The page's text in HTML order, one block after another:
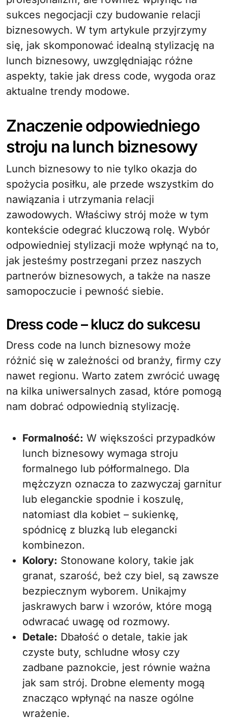
sukces negocjacji czy budowanie relacji
biznesowych. W tym artykule przyjrzymy
się, jak skomponować idealną stylizację na
lunch biznesowy, uwzględniając różne
aspekty, takie jak dress code, wygoda oraz
aktualne trendy modowe.
Znaczenie odpowiedniego
stroju na lunch biznesowy
Lunch biznesowy to nie tylko okazja do
spożycia posiłku, ale przede wszystkim do
nawiązania i utrzymania relacji
zawodowych. Właściwy strój może w tym
kontekście odegrać kluczową rolę. Wybór
odpowiedniej stylizacji może wpłynąć na to,
jak jesteśmy postrzegani przez naszych
partnerów biznesowych, a także na nasze
samopoczucie i pewność siebie.
Dress code – klucz do sukcesu
Dress code na lunch biznesowy może
różnić się w zależności od branży, firmy czy
nawet regionu. Warto zatem zwrócić uwagę
na kilka uniwersalnych zasad, które pomogą
nam dobrać odpowiednią stylizację.
Formalność: W większości przypadków
lunch biznesowy wymaga stroju
formalnego lub półformalnego. Dla
mężczyzn oznacza to zazwyczaj garnitur
lub eleganckie spodnie i koszulę,
natomiast dla kobiet – sukienkę,
spódnicę z bluzką lub elegancki
kombinezon.
Kolory: Stonowane kolory, takie jak
granat, szarość, beż czy biel, są zawsze
bezpiecznym wyborem. Unikajmy
jaskrawych barw i wzorów, które mogą
odwracać uwagę od rozmowy.
Detale: Dbałość o detale, takie jak
czyste buty, schludne włosy czy
zadbane paznokcie, jest równie ważna
jak sam strój. Drobne elementy mogą
znacząco wpłynąć na nasze ogólne
wrażenie.